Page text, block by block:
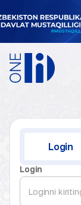
Login
Login